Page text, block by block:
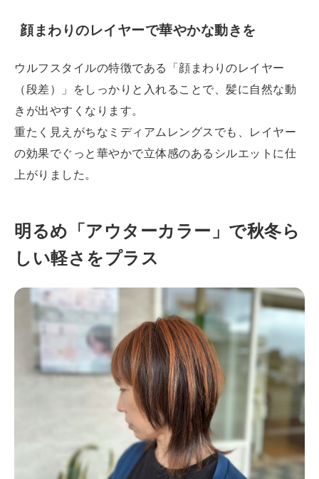
顔まわりのレイヤーで華やかな動きを
ウルフスタイルの特徴である「顔まわりのレイヤー
（段差）」をしっかりと入れることで、髪に自然な動
きが出やすくなります。
重たく見えがちなミディアムレングスでも、レイヤー
の効果でぐっと華やかで立体感のあるシルエットに仕
上がりました。
明るめ「アウターカラー」で秋冬ら
しい軽さをプラス